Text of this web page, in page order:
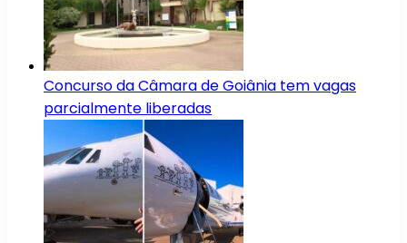
Concurso da Câmara de Goiânia tem vagas
parcialmente liberadas